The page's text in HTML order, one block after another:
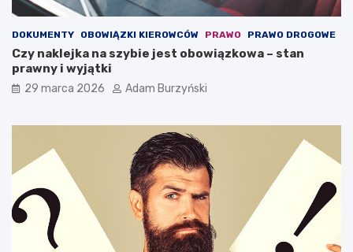
,
t
ó
r
a
c
r
o
w
ć
?
DOKUMENTY OBOWIĄZKI KIEROWCÓW PRAWO PRAWO DROGOWE
Czy naklejka na szybie jest obowiązkowa – stan
prawny i wyjątki
29 marca 2026 Adam Burzyński